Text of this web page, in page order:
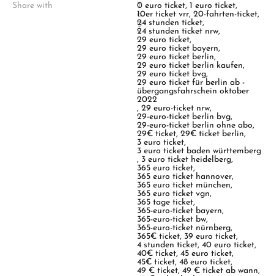
Share with
T
a
g
s
:
0 euro ticket,1 euro ticket,
10er ticket vrr,20-fahrten-ticket,
24 stunden ticket,
24 stunden ticket nrw,
29 euro ticket,
29 euro ticket bayern,
29 euro ticket berlin,
29 euro ticket berlin kaufen,
29 euro ticket bvg,
29 euro ticket für berlin ab -
übergangsfahrschein oktober
2022
,29 euro-ticket nrw,
29-euro-ticket berlin bvg,
29-euro-ticket berlin ohne abo,
29€ ticket,29€ ticket berlin,
3 euro ticket,
3 euro ticket baden württemberg
, 3 euro ticket heidelberg,
365 euro ticket,
365 euro ticket hannover,
365 euro ticket münchen,
365 euro ticket vgn,
365 tage ticket,
365-euro-ticket bayern,
365-euro-ticket bw,
365-euro-ticket nürnberg,
365€ ticket, 39 euro ticket,
4 stunden ticket,40 euro ticket,
40€ ticket,45 euro ticket,
45€ ticket,48 euro ticket,
49 € ticket,49 € ticket ab wann,